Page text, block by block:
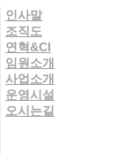
인사말
조직도
연혁&CI
임원소개
사업소개
운영시설
오시는길